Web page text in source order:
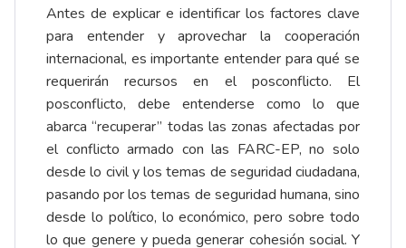
Antes de explicar e identificar los factores clave
para entender y aprovechar la cooperación
internacional, es importante entender para qué se
requerirán recursos en el posconflicto. El
posconflicto, debe entenderse como lo que
abarca “recuperar” todas las zonas afectadas por
el conflicto armado con las FARC-EP, no solo
desde lo civil y los temas de seguridad ciudadana,
pasando por los temas de seguridad humana, sino
desde lo político, lo económico, pero sobre todo
lo que genere y pueda generar cohesión social. Y